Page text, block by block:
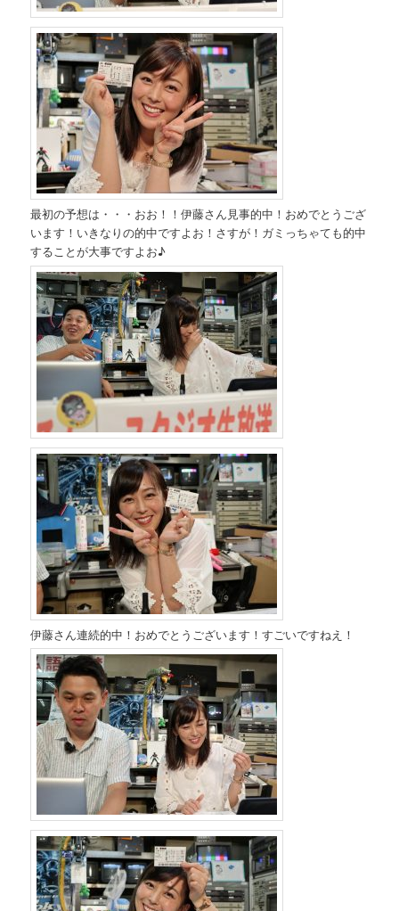
最初の予想は・・・おお！！伊藤さん見事的中！おめでとうござ
います！いきなりの的中ですよお！さすが！ガミっちゃても的中
することが大事ですよお♪
伊藤さん連続的中！おめでとうございます！すごいですねえ！